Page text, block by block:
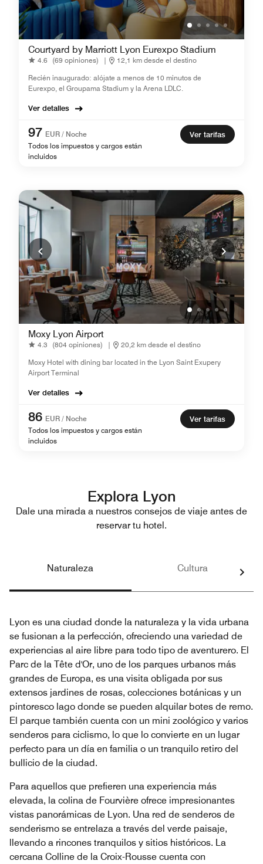
Courtyard by Marriott Lyon Eurexpo Stadium
4.6 (69 opiniones) |
12,1 km desde el destino
Recién inaugurado: alójate a menos de 10 minutos de
Eurexpo, el Groupama Stadium y la Arena LDLC.
Ver detalles
97 EUR / Noche
Todos los impuestos y cargos están
incluidos
Ver tarifas
Moxy Lyon Airport
4.3 (804 opiniones) |
20,2 km desde el destino
Moxy Hotel with dining bar located in the Lyon Saint Exupery
Airport Terminal
Ver detalles
86 EUR / Noche
Todos los impuestos y cargos están
incluidos
Ver tarifas
Explora Lyon
Dale una mirada a nuestros consejos de viaje antes de
reservar tu hotel.
Naturaleza Cultura
Lyon es una ciudad donde la naturaleza y la vida urbana
se fusionan a la perfección, ofreciendo una variedad de
experiencias al aire libre para todo tipo de aventurero. El
Parc de la Tête d'Or, uno de los parques urbanos más
grandes de Europa, es una visita obligada por sus
extensos jardines de rosas, colecciones botánicas y un
pintoresco lago donde se pueden alquilar botes de remo.
El parque también cuenta con un mini zoológico y varios
senderos para ciclismo, lo que lo convierte en un lugar
perfecto para un día en familia o un tranquilo retiro del
bullicio de la ciudad.
Para aquellos que prefieren una experiencia más
elevada, la colina de Fourvière ofrece impresionantes
vistas panorámicas de Lyon. Una red de senderos de
senderismo se entrelaza a través del verde paisaje,
llevando a rincones tranquilos y sitios históricos. La
cercana Colline de la Croix-Rousse cuenta con